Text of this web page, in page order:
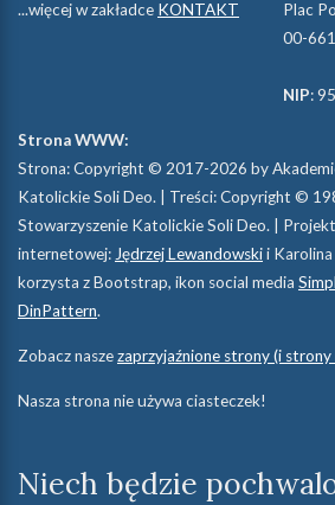
...więcej w zakładce KONTAKT
Plac
00-
NIP:
Strona WWW:
Strona: Copyright © 2017-2026 by
Katolickie Soli Deo. | Treści: Copyright ©
Stowarzyszenie Katolickie Soli Deo. |
internetowej: Jędrzej Lewandowskii
korzysta z Bootstrap, ikon social media
DinPattern.
Zobacz naszezaprzyjaźnione strony (i strony
Nasza strona nie używa ciasteczek!
Niech będzie